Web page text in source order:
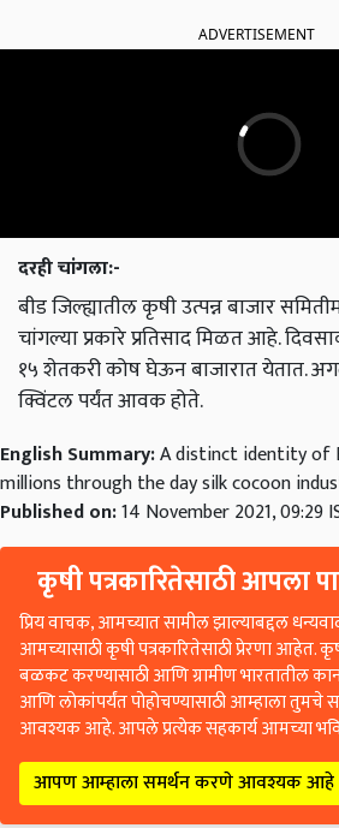
ADVERTISEMENT
दरही चांगला:-
बीड जिल्ह्यातील कृषी उत्पन्न बाजार
चांगल्या प्रकारे प्रतिसाद मिळत आहे.
१५ शेतकरी कोष घेऊन बाजारात येतात.
क्विंटल पर्यंत आवक होते.
English Summary:A distinct identity of
millions through the day silk cocoon
Published on:14 November 2021, 09:29
कृषी पत्रकारितेसाठी आपला
प्रिय वाचक, आमच्यात सामील झाल्याबद्दल
आमच्यासाठी कृषी पत्रकारितेसाठी प्रेरणा आहेत.
बळकट करण्यासाठी आणि ग्रामीण भारतातील
आणि लोकांपर्यंत पोहोचण्यासाठी आम्हाला तुमचे
आवश्यक आहे. आपले प्रत्येक सहकार्य आमच्या
आपण आम्हाला समर्थन करणे आवश्यक आहे